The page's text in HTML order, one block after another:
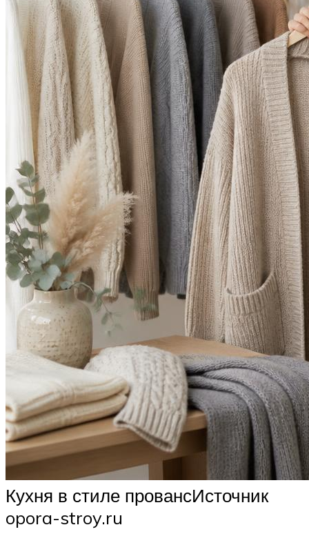
Кухня в стиле провансИсточник
opora-stroy.ru